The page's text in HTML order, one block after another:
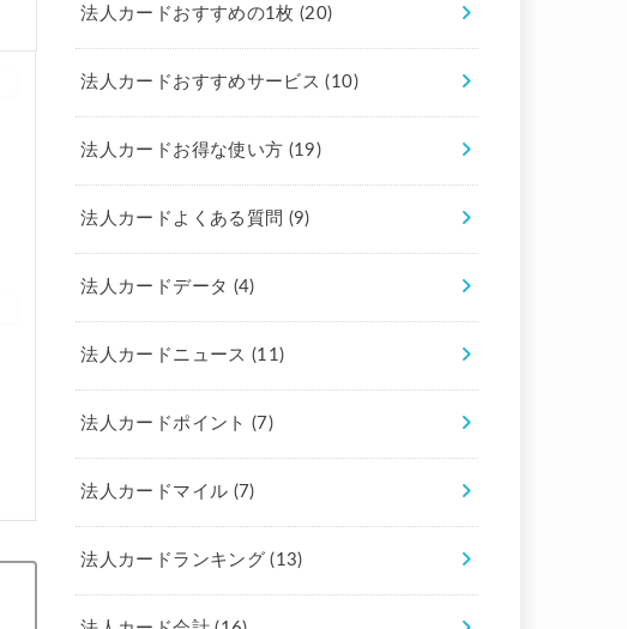
法人カードおすすめの1枚(20)
法人カードおすすめサービス(10)
法人カードお得な使い方 (19)
法人カードよくある質問 (9)
法人カードデータ (4)
法人カードニュース (11)
法人カードポイント (7)
法人カードマイル (7)
法人カードランキング(13)